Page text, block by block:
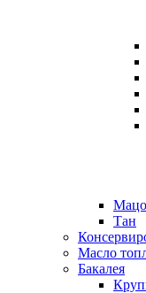
Тан
Масло
Бакалея